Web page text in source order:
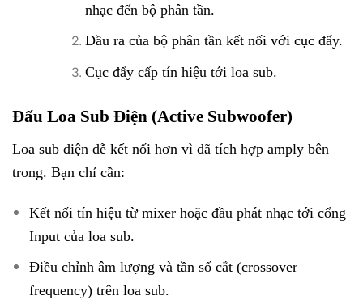
nhạc đến bộ phân tần.
Đầu ra của bộ phân tần kết nối với cục đẩy.
Cục đẩy cấp tín hiệu tới loa sub.
Đấu Loa Sub Điện (Active Subwoofer)
Loa sub điện dễ kết nối hơn vì đã tích hợp amply bên
trong. Bạn chỉ cần:
Kết nối tín hiệu từ mixer hoặc đầu phát nhạc tới cổng
Input của loa sub.
Điều chỉnh âm lượng và tần số cắt (crossover
frequency) trên loa sub.